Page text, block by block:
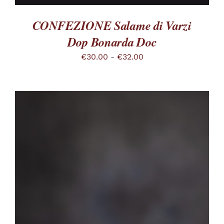
CONFEZIONE Salame di Varzi
Dop Bonarda Doc
€30.00 - €32.00Fascia